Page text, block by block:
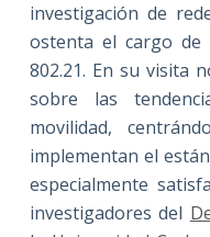
investigación de
ostenta el cargo de
802.21. En su visita
sobre las
movilidad,
implementan el
especialmente
investigadores del